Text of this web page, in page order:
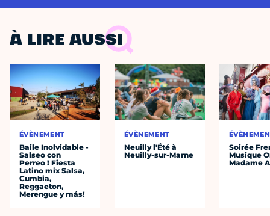
À LIRE AUSSI
ÉVÈNEMENT
Baile Inolvidable -
Salseo con
Perreo ! Fiesta
Latino mix Salsa,
Cumbia,
Reggaeton,
Merengue y más!
ÉVÈNEMENT
Neuilly l'Été à
Neuilly-sur-Marne
Soirée
Musique
Madame